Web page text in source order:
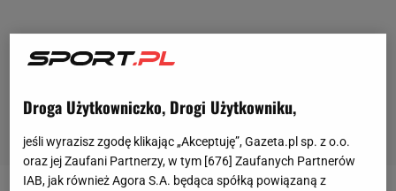
Droga Użytkowniczko, Drogi Użytkowniku,
jeśli wyrazisz zgodę klikając „Akceptuję”, Gazeta.pl sp. z o.o.
oraz jej Zaufani Partnerzy, w tym [676] Zaufanych Partnerów
IAB, jak również Agora S.A. będąca spółką powiązaną z